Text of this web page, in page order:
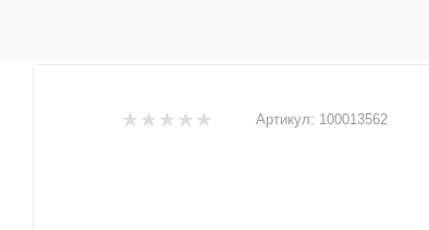
Артикул: 100013562